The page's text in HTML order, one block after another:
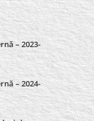
– 2023-
–2024-